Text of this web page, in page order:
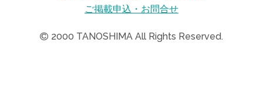
ご掲載申込・お問合せ
2000 TANOSHIMA All Rights Reserved.